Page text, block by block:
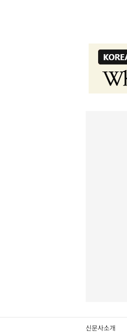
신문사소개